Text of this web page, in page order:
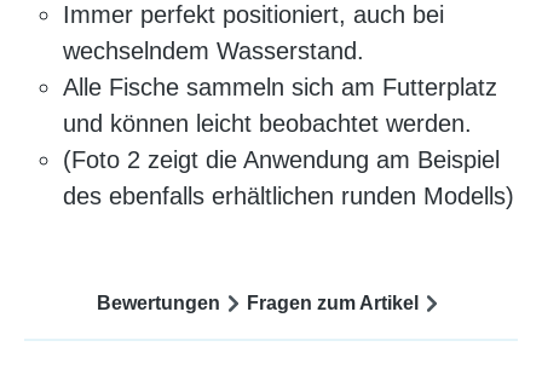
Immer perfekt positioniert, auch bei
wechselndem Wasserstand.
Alle Fische sammeln sich am Futterplatz
und können leicht beobachtet werden.
(Foto 2 zeigt die Anwendung am Beispiel
des ebenfalls erhältlichen runden Modells)
Bewertungen Fragen zum Artikel